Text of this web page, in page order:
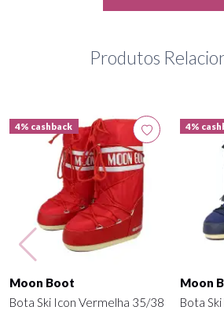
Produtos
4% cashback
Moon Boot
Bota Ski Icon Vermelha 35/38
4%
Moon
Bota